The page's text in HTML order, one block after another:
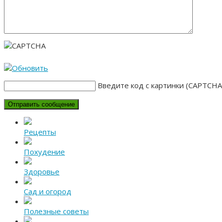
Введите код с картинки
Рецепты
Похудение
Здоровье
Сад и огород
Полезные советы